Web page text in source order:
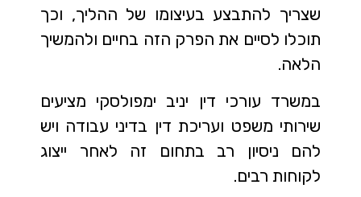
שצריך להתבצע בעיצומו של ההליך, וכך
תוכלו לסיים את הפרק הזה בחיים ולהמשיך
הלאה.
במשרד עורכי דין יניב ימפולסקי מציעים
שירותי משפט ועריכת דין בדיני עבודה ויש
להם ניסיון רב בתחום זה לאחר ייצוג
לקוחות רבים.